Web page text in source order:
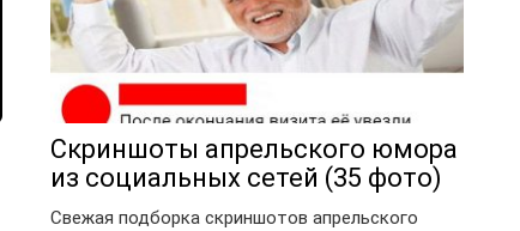
Скриншоты апрельского юмора
из социальных сетей (35 фото)
Свежая подборка скриншотов апрельского